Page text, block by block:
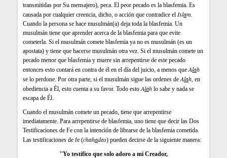
transmitidas por Su mensajero), peca. El peor pecado es la blasfemia. Es
causada por cualquier creencia, dicho, o acción que contradice elIslam.
Cuando la persona se hace musulmán(a) deja toda la blasfemia. Un
musulmán tiene que aprender acerca de la blasfemia para que evite
cometerla. Si el musulmán comete blasfemia ya no es musulmán (es un
apostata) y tiene que hacerse musulmán otra vez. Si el musulmán comete un
pecado menor que blasfemia y muere sin arrepentirse de este pecado
entonces esto contará en contra de él en el día del juicio, a menos queAlah
se lo perdone. Por otra parte, si el musulmán sigue las ordenes deAlah, en
obediencia a Él, esto cuenta a su favor. Todo estoAlah lo sabe y nada se
escapa de Él.
Cuando el musulmán comete un pecado, tiene que arrepentirse
imediatamente. Para arrepentirse de blasfemia, uno tiene que decir las Dos
Testificaciones de Fe con la intención de librarse de la blasfemia cometida.
Las testificaciones de fe (ċhahadas) pueden decirse de la siguiente manera:
''Yo testifico que solo adoro a mi Creador,